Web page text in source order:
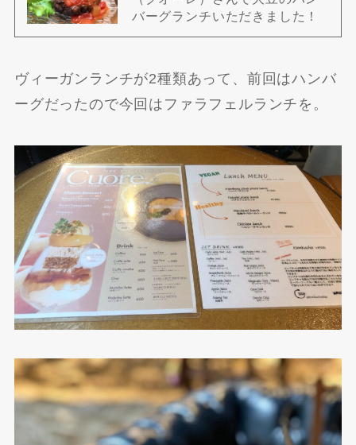
バーグランチいただきました！
ヴィーガンランチが2種類あって、前回はハンバ
ーグだったので今回はファラフェルランチを。